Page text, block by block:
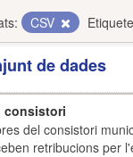
CSV
de dades
consistori
del consistori
retribucions per